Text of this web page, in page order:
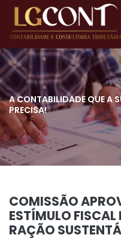
A CONTABILIDADE QUEA
PRECISA!
COMISSÃO
ESTÍMULO FISCAL
RAÇÃO